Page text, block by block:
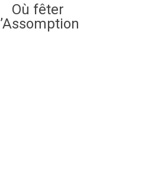
Où fêter
l’Assomption